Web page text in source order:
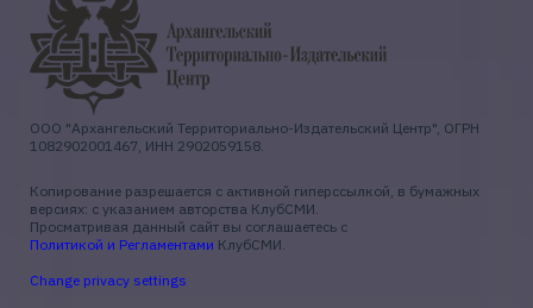
ООО "Архангельский Территориально-Издательский Центр", ОГРН
1082902001467, ИНН 2902059158.
Копирование разрешается с активной гиперссылкой, в бумажных
версиях: с указанием авторства КлубСМИ.
Просматривая данный сайт вы соглашаетесь с
Политикой и Регламентами КлубСМИ.
Change privacy settings